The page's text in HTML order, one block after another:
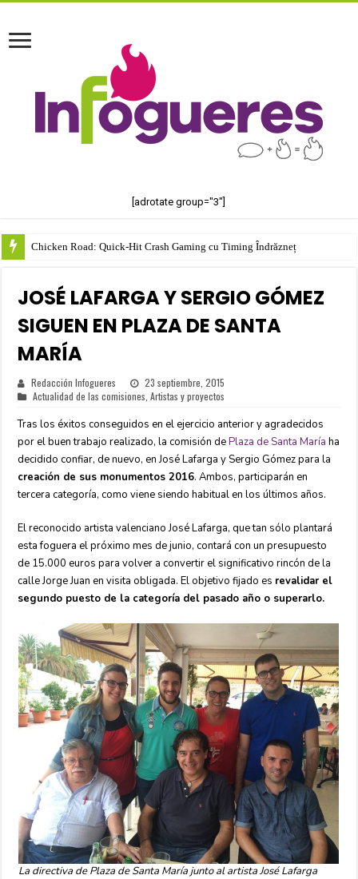
[adrotate group="3"]
Chicken Road: Quick‑Hit Crash Gaming cu Timing Îndrăzneț
JOSÉ LAFARGA Y SERGIO GÓMEZ
SIGUEN EN PLAZA DE SANTA
MARÍA
Redacción Infogueres
23 septiembre, 2015
Actualidad de las comisiones ,Artistas y proyectos
Tras los éxitos conseguidos en el ejercicio anterior y agradecidos
por el buen trabajo realizado, la comisión dePlaza de Santa María ha
decidido confiar, de nuevo, en José Lafarga y Sergio Gómez para la
creación de sus monumentos 2016. Ambos, participarán en
tercera categoría, como viene siendo habitual en los últimos años.
El reconocido artista valenciano José Lafarga, que tan sólo plantará
esta foguera el próximo mes de junio, contará con un presupuesto
de 15.000 euros para volver a convertir el significativo rincón de la
calle Jorge Juan en visita obligada. El objetivo fijado es revalidar el
segundo puesto de la categoría del pasado año o superarlo.
La directiva de Plaza de Santa María junto al artista José Lafarga